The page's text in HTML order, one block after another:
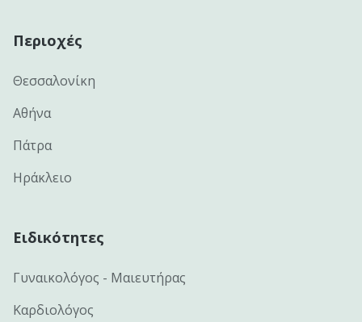
Περιοχές
Θεσσαλονίκη
Αθήνα
Πάτρα
Ηράκλειο
Ειδικότητες
Γυναικολόγος - Μαιευτήρας
Καρδιολόγος